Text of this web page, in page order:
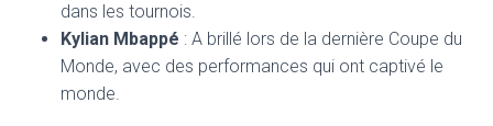
dans les tournois.
Kylian Mbappé : A brillé lors de la dernière Coupe du
Monde, avec des performances qui ont captivé le
monde.